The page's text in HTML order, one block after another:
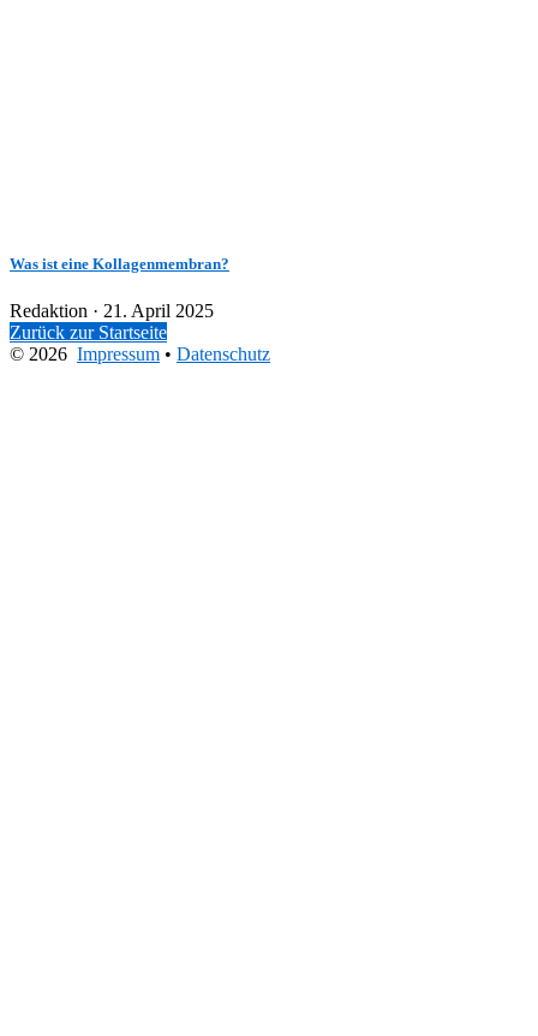
Was ist eine Kollagenmembran?
Redaktion · Veröffentlicht
am
21. April 2025
Zurück zur Startseite
© 2026 Impressum • Datenschutz